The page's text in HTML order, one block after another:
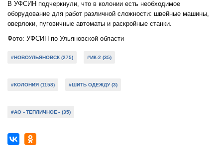
В УФСИН подчеркнули, что в колонии есть необходимое
оборудование для работ различной сложности: швейные машины,
оверлоки, пуговичные автоматы и раскройные станки.
Фото: УФСИН по Ульяновской области
#НОВОУЛЬЯНОВСК (275) #ИК-2 (35)
#КОЛОНИЯ (1158) #ШИТЬ ОДЕЖДУ (3)
#АО «ТЕПЛИЧНОЕ» (35)